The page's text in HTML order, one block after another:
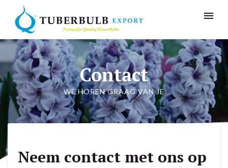
Contact
WE HOREN GRAAG VAN JE
Neem contact met ons op